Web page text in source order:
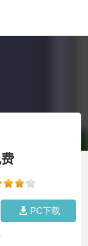
PC下载